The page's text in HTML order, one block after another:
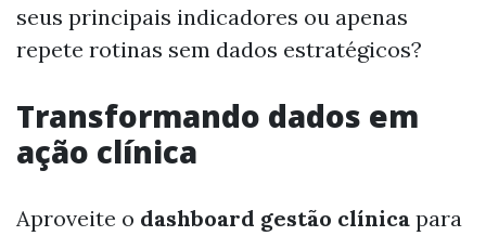
seus principais indicadores ou apenas
repete rotinas sem dados estratégicos?
Transformando dados em
ação clínica
Aproveite o dashboard gestão clínica para